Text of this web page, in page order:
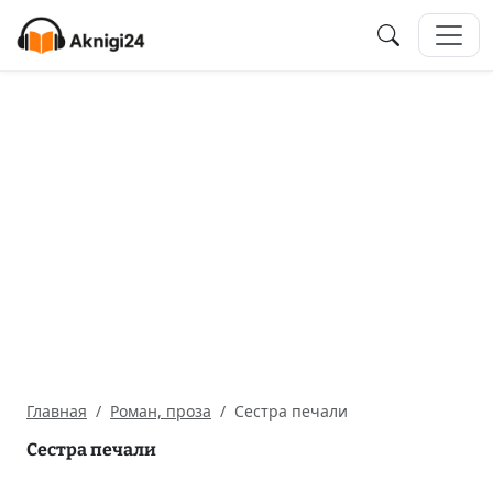
Главная Роман, проза
Сестра печали
Сестра печали